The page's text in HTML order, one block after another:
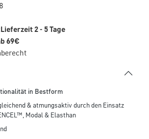
Lieferzeit 2 - 5 Tage
69€
in Bestform
& atmungsaktiv durch den Einsatz
Modal & Elasthan